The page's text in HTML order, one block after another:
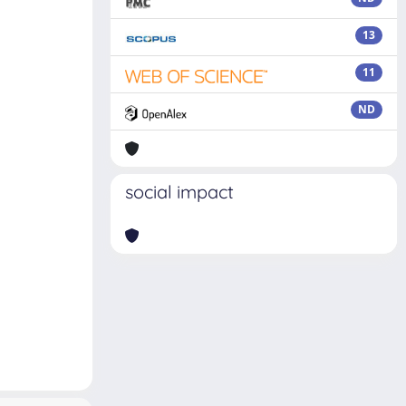
13
11
ND
social impact